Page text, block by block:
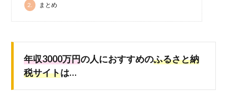
2. まとめ
年収3000万円の人におすすめのふるさと納
税サイトは…